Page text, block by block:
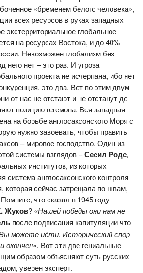
«бременем белого человека»,
всех ресурсов в руках западных
экстерриториальное глобальное
на ресурсах Востока, и до 40%
Невозможен глобализм без
него нет – это раз. И угроза
проекта не исчерпана, ибо нет
это два. Вот по этим двум
от нас не отстают и не отстанут до
позицию гегемона. Вся западная
на борьбе англосаксонского Моря с
нужно завоевать, чтобы править
– мировое господство. Один из
системы взглядов –Сесил Родс,
институтов, из которых
англосаксонского контроля
которая сейчас затрещала по швам,
что сказал в 1945 году
Жуков? «Нашей победы они нам не
после подписания капитуляции что
можете идти. Исторический спор
окончен». Вот эти две гениальные
образом объясняют суть русских
уверен эксперт.